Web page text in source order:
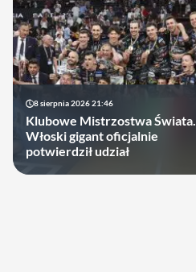
8 sierpnia 2026 21:46
Klubowe Mistrzostwa Świata.
Włoski gigant oficjalnie
potwierdził udział